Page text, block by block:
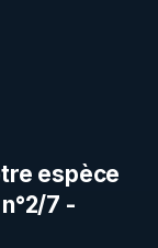
espèce
7 -